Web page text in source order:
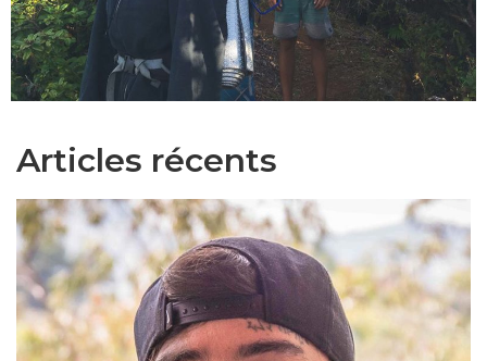
Articles récents